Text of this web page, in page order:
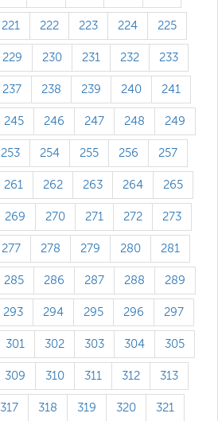
221 222 223 224 225
229 230 231 232 233
237 238 239 240 241
245 246 247 248 249
253 254 255 256 257
261 262 263 264 265
269 270 271 272 273
277 278 279 280 281
285 286 287 288 289
293 294 295 296 297
301 302 303 304 305
309 310 311 312 313
317 318 319 320 321